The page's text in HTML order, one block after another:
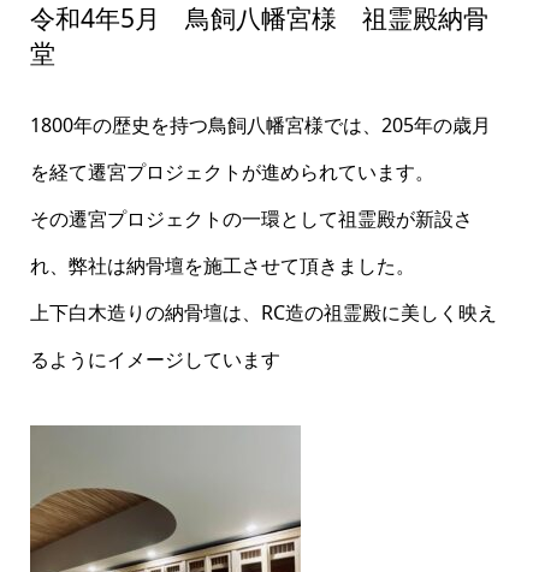
令和4年5月 鳥飼八幡宮様 祖霊殿納骨
堂
1800年の歴史を持つ鳥飼八幡宮様では、205年の歳月
を経て遷宮プロジェクトが進められています。
その遷宮プロジェクトの一環として祖霊殿が新設さ
れ、弊社は納骨壇を施工させて頂きました。
上下白木造りの納骨壇は、RC造の祖霊殿に美しく映え
るようにイメージしています